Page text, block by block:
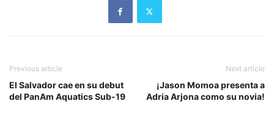
Previous article
El Salvador cae en su debut
del PanAm Aquatics Sub-19
Next article
¡Jason Momoa presenta a
Adria Arjona como su novia!